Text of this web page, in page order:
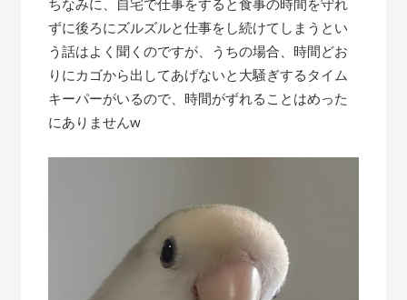
ちなみに、自宅で仕事をすると食事の時間を守れ
ずに後ろにズルズルと仕事をし続けてしまうとい
う話はよく聞くのですが、うちの場合、時間どお
りにカゴから出してあげないと大騒ぎするタイム
キーパーがいるので、時間がずれることはめった
にありませんw